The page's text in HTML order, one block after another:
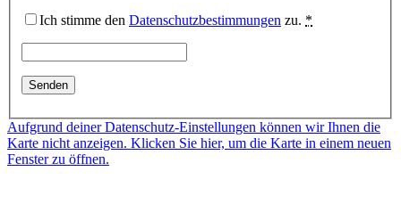
Ich stimme den Datenschutzbestimmungen zu. *
Aufgrund deiner Datenschutz-Einstellungen können wir Ihnen die
Karte nicht anzeigen. Klicken Sie hier, um die Karte in einem neuen
Fenster zu öffnen.